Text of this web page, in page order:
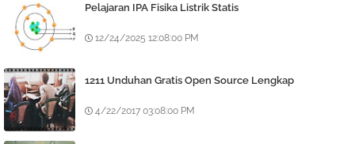
Pelajaran IPA Fisika Listrik Statis
12/24/2025 12:08:00 PM
1211 Unduhan Gratis Open Source Lengkap
4/22/2017 03:08:00 PM